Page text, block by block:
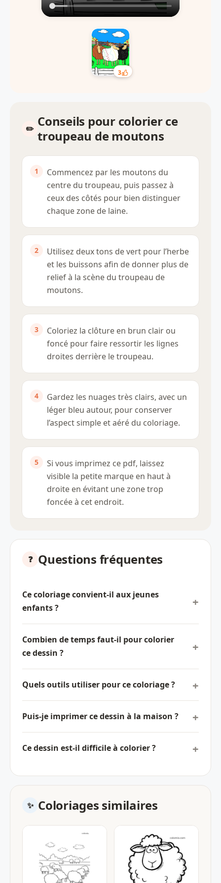
3
Conseils pour colorier ce
troupeau de moutons
Commencez par les moutons du
centre du troupeau, puis passez à
ceux des côtés pour bien distinguer
chaque zone de laine.
Utilisez deux tons de vert pour l’herbe
et les buissons afin de donner plus de
relief à la scène du troupeau de
moutons.
Coloriez la clôture en brun clair ou
foncé pour faire ressortir les lignes
droites derrière le troupeau.
Gardez les nuages très clairs, avec un
léger bleu autour, pour conserver
l’aspect simple et aéré du coloriage.
Si vous imprimez ce pdf, laissez
visible la petite marque en haut à
droite en évitant une zone trop
foncée à cet endroit.
Questions fréquentes
Ce coloriage convient-il aux jeunes
enfants ?
Combien de temps faut-il pour colorier
ce dessin ?
Quels outils utiliser pour ce coloriage ?
Puis-je imprimer ce dessin à la maison ?
Ce dessin est-il difficile à colorier ?
Coloriages similaires